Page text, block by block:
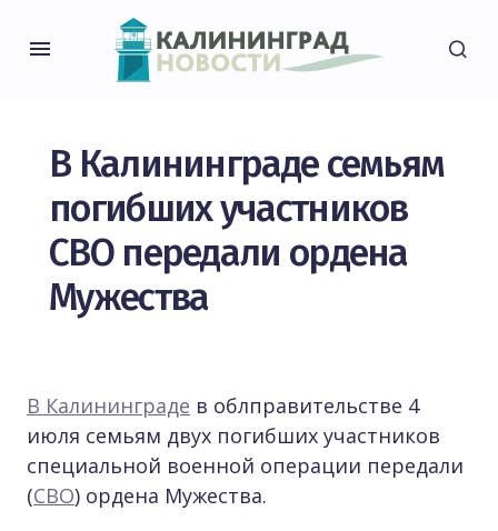
В Калининграде семьям
погибших участников
СВО передали ордена
Мужества
В Калининграде в облправительстве 4
июля семьям двух погибших участников
специальной военной операции передали
(СВО) ордена Мужества.